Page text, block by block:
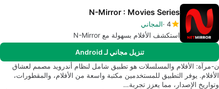
N-Mirror : Movies Series
4 المجاني
استكشف الأفلام بسهولة مع N-Mirror
تنزيل مجاني لـ Android
ن-مرآة: الأفلام والمسلسلات هو تطبيق شامل لنظام أندرويد مصمم لعشاق
الأفلام. يوفر التطبيق للمستخدمين مكتبة واسعة من الأفلام، والمقطورات،
وتواريخ الإصدار، مما يعزز تجربة…